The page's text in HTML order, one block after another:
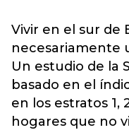
Vivir en el sur de
necesariamente
Un estudio de la
basado en el
en los estratos 1,
hogares que no